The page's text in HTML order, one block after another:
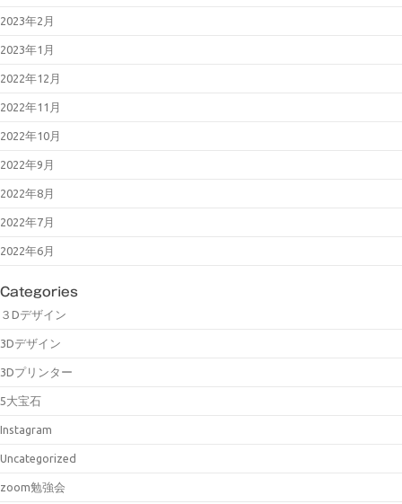
2023年2月
2023年1月
2022年12月
2022年11月
2022年10月
2022年9月
2022年8月
2022年7月
2022年6月
Categories
３Dデザイン
3Dデザイン
3Dプリンター
5大宝石
Instagram
Uncategorized
zoom勉強会